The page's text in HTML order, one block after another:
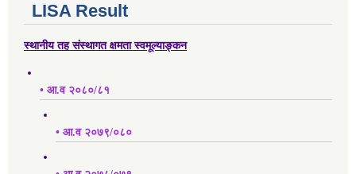
LISA Result
स्थानीय तह संस्थागत क्षमता स्वमूल्याङ्कन
• आ.व २०८०/८१
• आ.व २०७९/०८०